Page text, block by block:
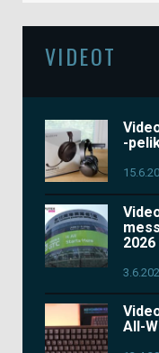
VIDEOT
-
All-